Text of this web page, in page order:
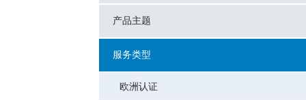
产品主题
服务类型
欧洲认证